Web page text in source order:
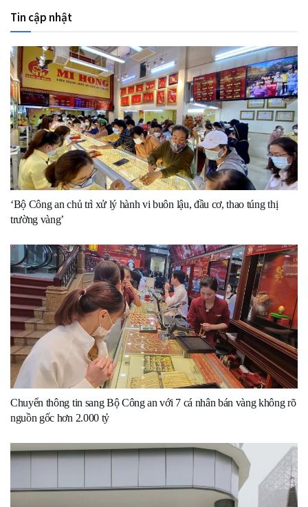
Tin cập nhật
‘Bộ Công an chủ trì xử lý hành vi buôn lậu, đầu cơ, thao túng thị
trường vàng’
Chuyển thông tin sang Bộ Công an với 7 cá nhân bán vàng không rõ
nguồn gốc hơn 2.000 tỷ